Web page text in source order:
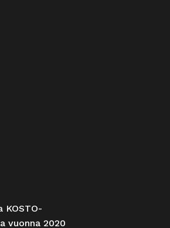
vuonna 2020